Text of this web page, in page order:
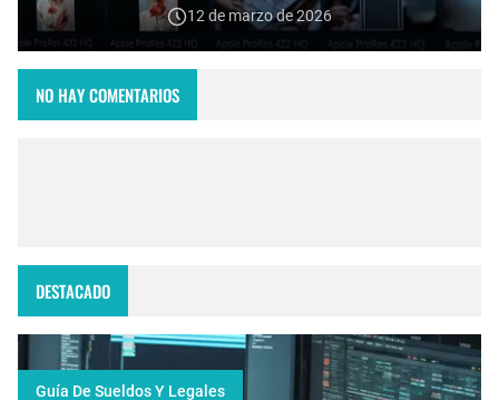
12 de marzo de 2026
NO HAY COMENTARIOS
DESTACADO
Guía De Sueldos Y Legales